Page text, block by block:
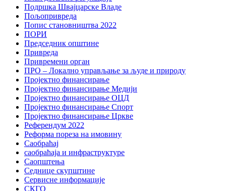
Подршка Швајцарске Владе
Пољопривреда
Попис становништва 2022
ПОРИ
Председник општине
Привреда
Привремени орган
ПРО – Локално управљање за људе и природу
Пројектно финансирање
Пројектно финансирање Медији
Пројектно финансирање ОЦД
Пројектно финансирање Спорт
Пројектно финансирање Цркве
Референдум 2022
Реформа пореза на имовину
Саобраћај
саобраћаја и инфраструктуре
Саопштења
Седнице скупштине
Сервисне информације
СКГО